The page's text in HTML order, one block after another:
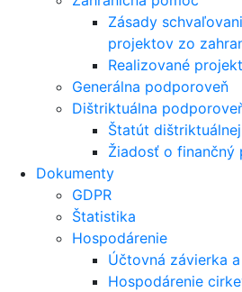
Zásady
projektov zo
Realizované
Generálna podporoveň
Dištriktuálna
Štatút
Žiadosť o finančný
Dokumenty
GDPR
Štatistika
Hospodárenie
Účtovná závierka
Hospodárenie